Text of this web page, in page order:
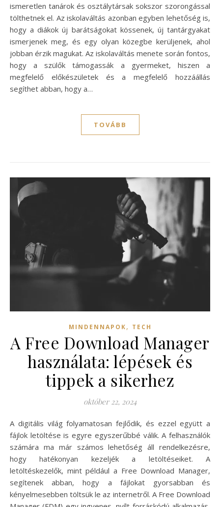
ismeretlen tanárok és osztálytársak sokszor szorongással
tölthetnek el. Az iskolaváltás azonban egyben lehetőség is,
hogy a diákok új barátságokat kössenek, új tantárgyakat
ismerjenek meg, és egy olyan közegbe kerüljenek, ahol
jobban érzik magukat. Az iskolaváltás menete során fontos,
hogy a szülők támogassák a gyermeket, hiszen a
megfelelő előkészületek és a megfelelő hozzáállás
segíthet abban, hogy a…
TOVÁBB
MINDENNAPOK, TECH
A Free Download Manager
használata: lépések és
tippek a sikerhez
október 22, 2024
A digitális világ folyamatosan fejlődik, és ezzel együtt a
fájlok letöltése is egyre egyszerűbbé válik. A felhasználók
számára ma már számos lehetőség áll rendelkezésre,
hogy hatékonyan kezeljék a letöltéseiket. A
letöltéskezelők, mint például a Free Download Manager,
segítenek abban, hogy a fájlokat gyorsabban és
kényelmesebben töltsük le az internetről. A Free Download